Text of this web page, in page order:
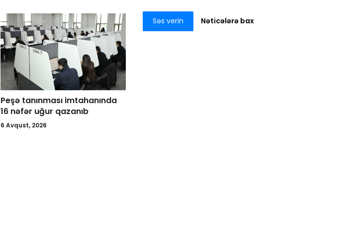
Peşə tanınması imtahanında
16 nəfər uğur qazanıb
6 Avqust, 2026
Səs verin Nəticələrə bax